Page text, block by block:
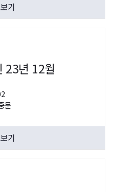
기
23년 12월
문
기